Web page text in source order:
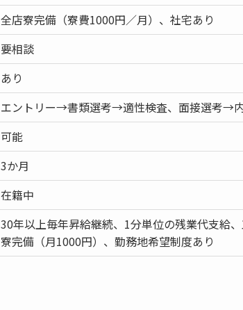
全店寮完備（寮費1000円／月）、社宅あり
要相談
あり
エントリー→書類選考→適性検査、面接選考→
可能
3か月
在籍中
30年以上毎年昇給継続、1分単位の残業代支給
寮完備（月1000円）、勤務地希望制度あり